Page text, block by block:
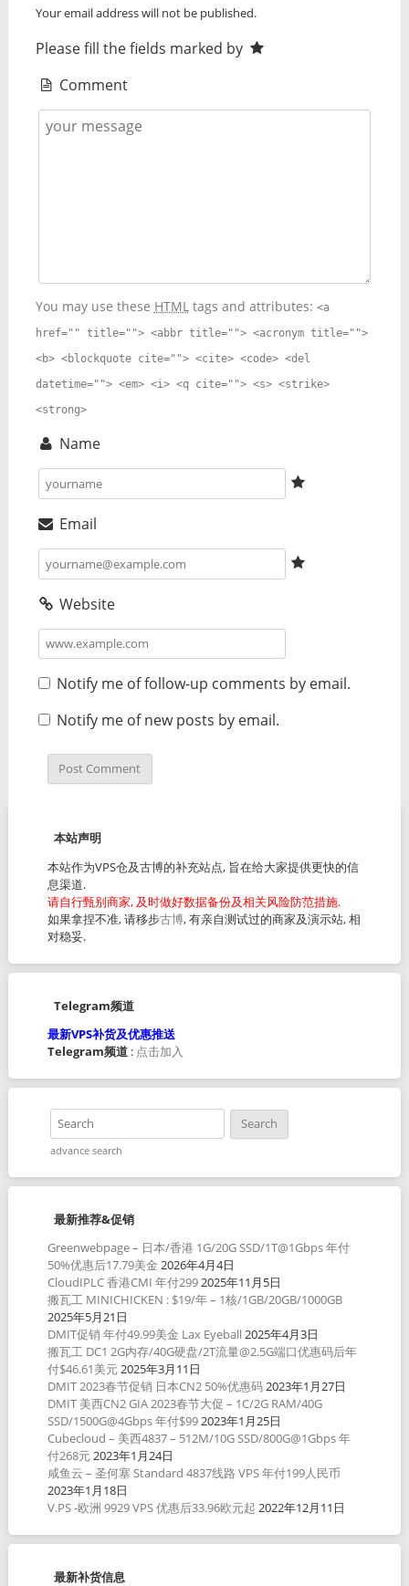
Your email address will not be published.
Please fill the fields marked by
Comment
You may use these HTMLtags and attributes: <a
href="" title=""> <abbr title=""> <acronym title="">
<b> <blockquote cite=""> <cite> <code> <del
datetime=""> <em> <i> <q cite=""> <s> <strike>
<strong>
Name
Email
Website
Notify me of follow-up comments by email.
Notify me of new posts by email.
本站声明
本站作为VPS仓及古博的补充站点, 旨在给大家提供更快的信
息渠道.
请自行甄别商家, 及时做好数据备份及相关风险防范措施.
如果拿捏不准, 请移步古博, 有亲自测试过的商家及演示站, 相
对稳妥.
Telegram频道
最新VPS补货及优惠推送
Telegram频道: 点击加入
advance search
最新推荐&促销
Greenwebpage – 日本/香港 1G/20G SSD/1T@1Gbps 年付
50%优惠后17.79美金 2026年4月4日
CloudIPLC 香港CMI 年付2992025年11月5日
搬瓦工 MINICHICKEN : $19/年 – 1核/1GB/20GB/1000GB
2025年5月21日
DMIT促销 年付49.99美金 Lax Eyeball 2025年4月3日
搬瓦工 DC1 2G内存/40G硬盘/2T流量@2.5G端口优惠码后年
付$46.61美元2025年3月11日
DMIT 2023春节促销 日本CN2 50%优惠码2023年1月27日
DMIT 美西CN2 GIA 2023春节大促 – 1C/2G RAM/40G
SSD/1500G@4Gbps 年付$992023年1月25日
Cubecloud – 美西4837 – 512M/10G SSD/800G@1Gbps 年
付268元2023年1月24日
咸鱼云 – 圣何塞 Standard 4837线路 VPS 年付199人民币
2023年1月18日
V.PS -欧洲 9929 VPS 优惠后33.96欧元起 2022年12月11日
最新补货信息